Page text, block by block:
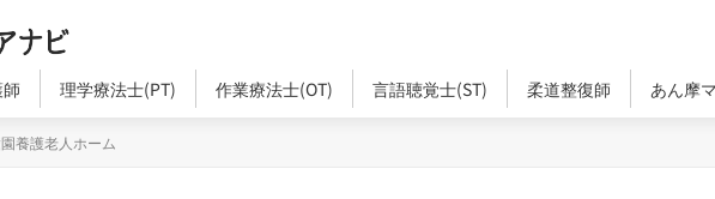
理学療法士(PT) 作業療法士(OT) 言語聴覚士(ST) 柔道整復師 あん摩
養護老人ホーム